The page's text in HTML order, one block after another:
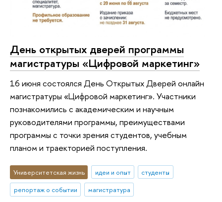
День открытых дверей программы
магистратуры «Цифровой маркетинг»
16 июня состоялся День Открытых Дверей онлайн
магистратуры «Цифровой маркетинг». Участники
познакомились с академическим и научным
руководителями программы, преимуществами
программы с точки зрения студентов, учебным
планом и траекторией поступления.
Университетская жизнь идеи и опыт
студенты
репортаж о событии
магистратура